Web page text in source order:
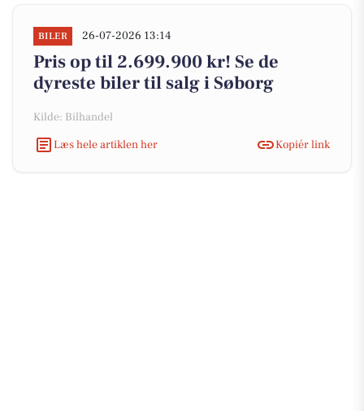
BILER 26-07-2026 13:14
Pris op til 2.699.900 kr! Se de
dyreste biler til salg i Søborg
Kilde: Bilhandel
Læs hele artiklen her
Kopiér link